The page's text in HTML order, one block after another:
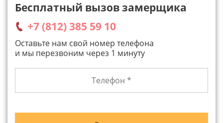
Бесплатный вызов замерщика
+7 (812) 385 59 10
Оставьте нам свой номер телефона
и мы перезвоним через 1 минуту